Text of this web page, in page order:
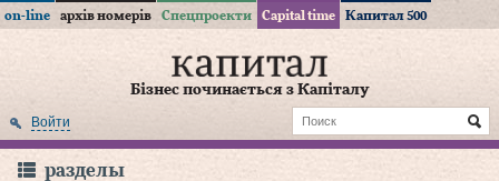
on-line архів номерів Спецпроекти Capital time Капитал 500
Бізнес починається з Капіталу
Войти
разделы